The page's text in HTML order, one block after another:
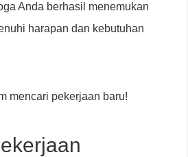
Anda berhasil menemukan
harapan dan kebutuhan
mencari pekerjaan baru!